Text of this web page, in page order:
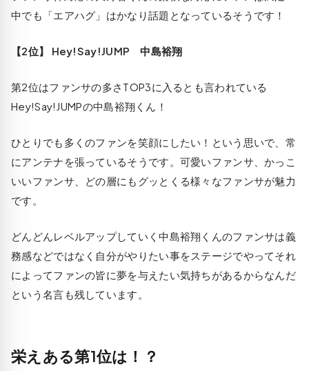
中でも「エアハグ」はかなり話題となっているそうです！
【2位】 Hey!Say!JUMP 中島裕翔
第2位はファンサの多さTOP3に入るとも言われている
Hey!Say!JUMPの中島裕翔くん！
ひとりでも多くのファンを笑顔にしたい！という思いで、常
にアンテナを張っているそうです。可愛いファンサ、かっこ
いいファンサ、どの層にもグッとくる様々なファンサが魅力
です。
どんどんレベルアップしていく中島裕翔くんのファンサは義
務感などではなく自分がやりたい事をステージでやってそれ
によってファンの皆に夢を与えたい気持ちがあるからなんだ
という名言も残しています。
栄えある第1位は！？